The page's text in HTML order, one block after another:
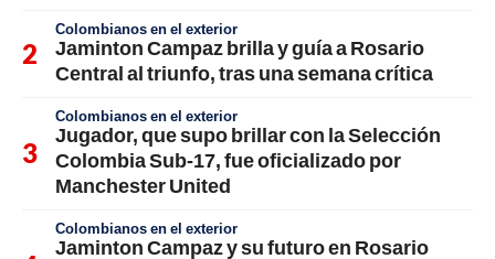
Colombianos en el exterior
Jaminton Campaz brilla y guía a Rosario
Central al triunfo, tras una semana crítica
Colombianos en el exterior
Jugador, que supo brillar con la Selección
Colombia Sub-17, fue oficializado por
Manchester United
Colombianos en el exterior
Jaminton Campaz y su futuro en Rosario